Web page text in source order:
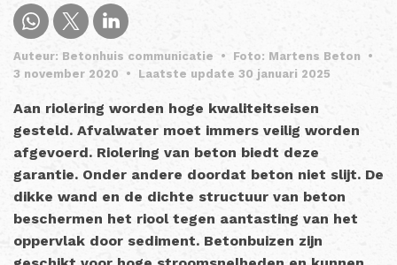
Auteur: Betonhuis communicatie • Foto: Martens Beton
•
3 november 2020
• Laatste update 30 januari 2025
Aan riolering worden hoge kwaliteitseisen
gesteld. Afvalwater moet immers veilig worden
afgevoerd. Riolering van beton biedt deze
garantie. Onder andere doordat beton niet slijt. De
dikke wand en de dichte structuur van beton
beschermen het riool tegen aantasting van het
oppervlak door sediment. Betonbuizen zijn